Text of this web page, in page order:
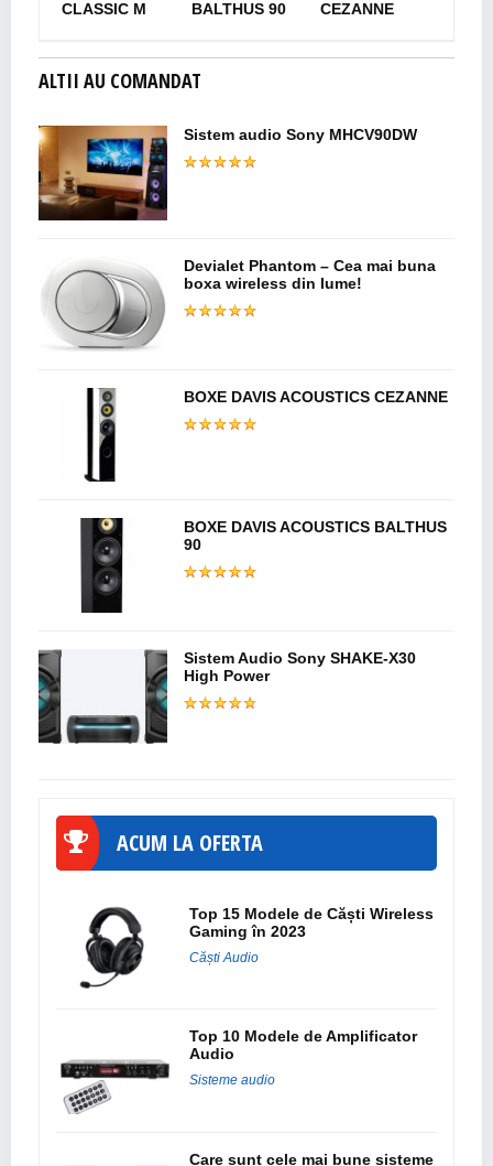
CLASSIC M
BALTHUS 90
CEZANNE
ALTII AU COMANDAT
Sistem audio Sony MHCV90DW
Devialet Phantom – Cea mai buna
boxa wireless din lume!
BOXE DAVIS ACOUSTICS CEZANNE
BOXE DAVIS ACOUSTICS BALTHUS
90
Sistem Audio Sony SHAKE-X30
High Power
ACUM LA OFERTA
Top 15 Modele de Căști Wireless
Gaming în 2023
Căști Audio
Top 10 Modele de Amplificator
Audio
Sisteme audio
Care sunt cele mai bune sisteme